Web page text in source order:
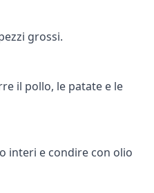
grossi.
il pollo, le patate e le
interi e condire con olio